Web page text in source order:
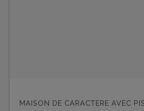
MAISON DE CARACTERE AVEC